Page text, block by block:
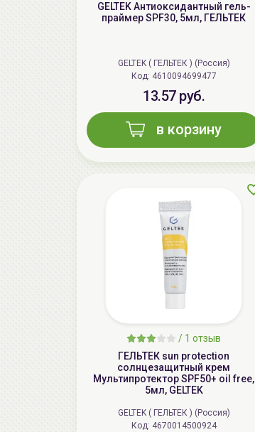
GELTEK Антиоксидантный гель-
праймер SPF30, 5мл, ГЕЛЬТЕК
GELTEK ( ГЕЛЬТЕК ) (Россия)
Код: 4610094699477
13.57 руб.
в корзину
/ 1 отзыв
ГЕЛЬТЕК sun protection
солнцезащитный крем
Мультипротектор SPF50+ oil free,
5мл, GELTEK
GELTEK ( ГЕЛЬТЕК ) (Россия)
Код: 4670014500924